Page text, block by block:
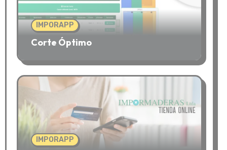
IMPORAPP
Corte Óptimo
IMPORAPP